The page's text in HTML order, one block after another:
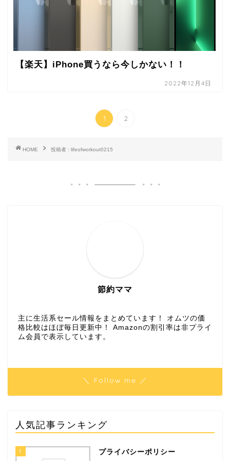
【楽天】iPhone買うなら今しかない！！
2022年12月4日
1 2
HOME 投稿者 : lifeofworkout0215
節約ママ
主に生活系セール情報をまとめています！ オムツの価
格比較はほぼ毎日更新中！ Amazonの割引率は非プライ
ム会員で表示しています。
＼ Follow me ／
人気記事ランキング
1 プライバシーポリシー